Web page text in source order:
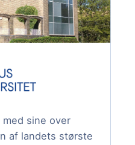
sine over
af landets største